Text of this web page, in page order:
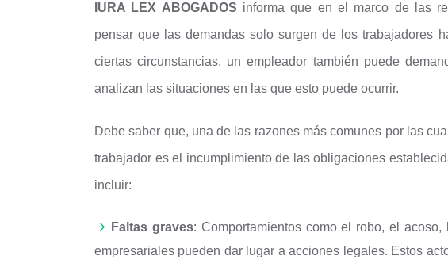
IURA LEX ABOGADOS informa que en el marco de las
pensar que las demandas solo surgen de los trabajadores
ciertas circunstancias, un empleador también puede
analizan las situaciones en las que esto puede ocurrir.
Debe saber que, una de las razones más comunes por las
trabajador es el incumplimiento de las obligaciones
incluir:
Faltas graves: Comportamientos como el robo, el
empresariales pueden dar lugar a acciones legales. Estos